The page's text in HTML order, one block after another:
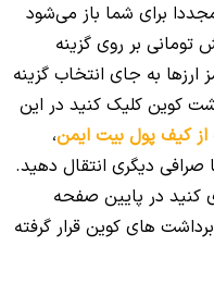
برای شما باز می‌شود
تومانی بر روی گزینه
ارزها به جای انتخاب گزینه
کوین کلیک کنید در این
از کیف پول بیت ایمن،
صرافی دیگری انتقال دهید.
کنید در پایین صفحه
های کوین قرار گرفته